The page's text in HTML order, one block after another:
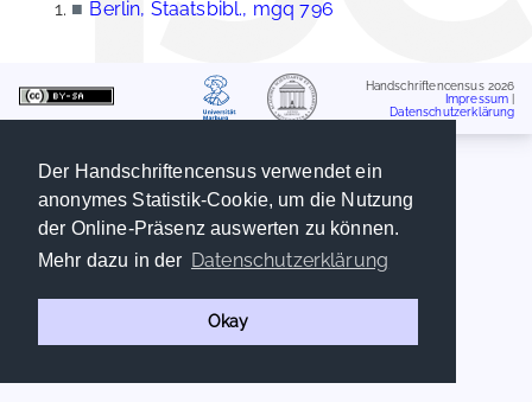
Der Handschriftencensus verwendet ein
anonymes Statistik-Cookie, um die Nutzung
der Online-Präsenz auswerten zu können.
Mehr dazu in der Datenschutzerklärung
Okay
■ Berlin, Staatsbibl., mgq 796
Handschriftencensus 2026
Impressum
Datenschutzerklärung